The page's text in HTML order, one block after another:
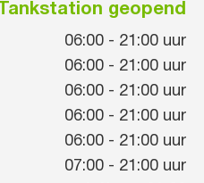
Tankstation geopend
06:00 - 21:00 uur
06:00 - 21:00 uur
06:00 - 21:00 uur
06:00 - 21:00 uur
06:00 - 21:00 uur
07:00 - 21:00 uur